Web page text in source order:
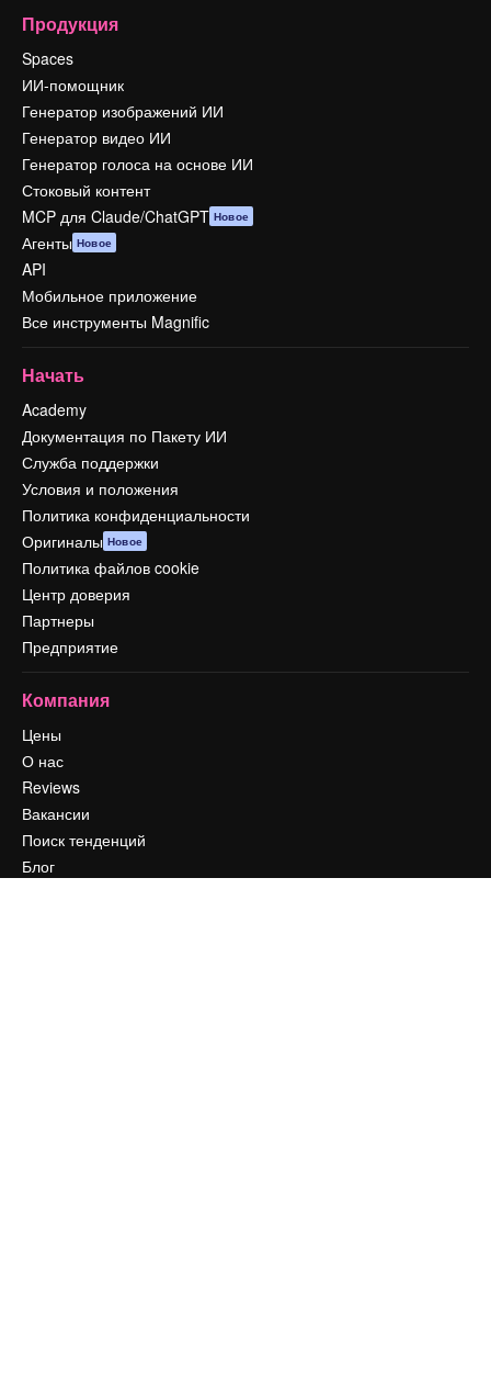
Продукция
Spaces
ИИ-помощник
Генератор изображений ИИ
Генератор видео ИИ
Генератор голоса на основе ИИ
Стоковый контент
MCP для Claude/ChatGPT Новое
Агенты Новое
API
Мобильное приложение
Все инструменты Magnific
Начать
Academy
Документация по Пакету ИИ
Служба поддержки
Условия и положения
Политика конфиденциальности
Оригиналы Новое
Политика файлов cookie
Центр доверия
Партнеры
Предприятие
Компания
Цены
О нас
Reviews
Вакансии
Поиск тенденций
Блог